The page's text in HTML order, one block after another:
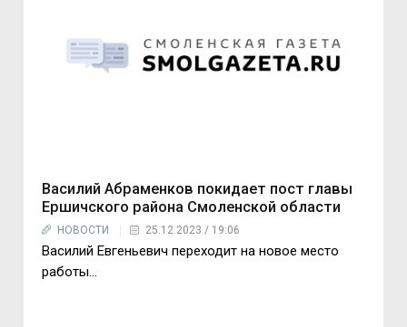
Василий Абраменков покидает пост главы
Ершичского района Смоленской области
НОВОСТИ 25.12.2023 / 19:06
Василий Евгеньевич переходит на новое место
работы…